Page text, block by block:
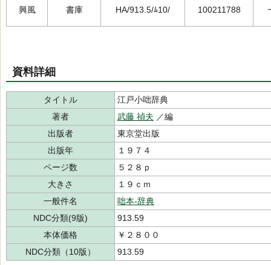
興風 書庫 HA/913.5/ﾑ10/ 100211788
資料詳細
タイトル
江戸小咄辞典
著者
武藤 禎夫 ／編
出版者
東京堂出版
出版年
１９７４
ページ数
５２８ｐ
大きさ
１９ｃｍ
一般件名
咄本-辞典
NDC分類(9版)
913.59
本体価格
￥２８００
NDC分類（10版）
913.59